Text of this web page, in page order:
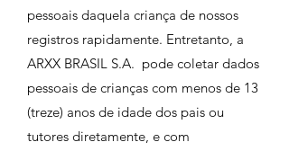
pessoais daquela criança de nossos
registros rapidamente. Entretanto, a
ARXX BRASIL S.A. pode coletar dados
pessoais de crianças com menos de 13
(treze) anos de idade dos pais ou
tutores diretamente, e com